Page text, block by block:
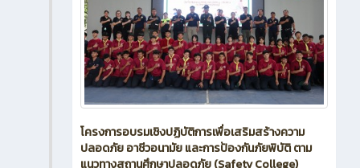
โครงการอบรมเชิงปฏิบัติการเพื่อเสริมสร้างความ
ปลอดภัย อาชีวอนามัย และการป้องกันภัยพิบัติ ตาม
แนวทางสถานศึกษาปลอดภัย (Safety College)
ประจำปีการศึกษา 2569